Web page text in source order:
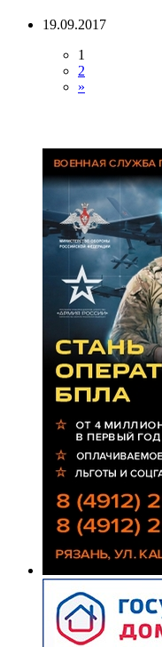
19.09.2017
1
2
»